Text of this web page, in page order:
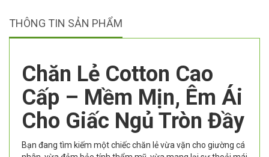
THÔNG TIN SẢN PHẨM
Chăn Lẻ Cotton Cao
Cấp – Mềm Mịn, Êm Ái
Cho Giấc Ngủ Tròn Đầy
Bạn đang tìm kiếm một chiếc chăn lẻ vừa vặn cho giường cá